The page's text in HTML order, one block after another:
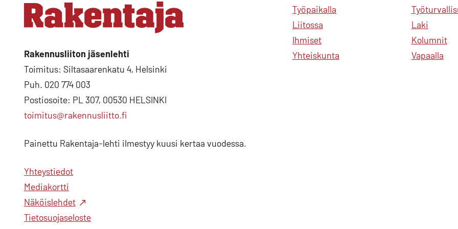
Rakennusliiton jäsenlehti
Toimitus: Siltasaarenkatu 4, Helsinki
Puh. 020 774 003
Postiosoite: PL 307, 00530 HELSINKI
toimitus@rakennusliitto.fi
Painettu Rakentaja-lehti ilmestyy kuusi kertaa vuodessa.
Yhteystiedot
Mediakortti
Näköislehdet
Tietosuojaseloste
Työpaikalla
Liitossa
Ihmiset
Yhteiskunta
Laki
Kolumnit
Vapaalla